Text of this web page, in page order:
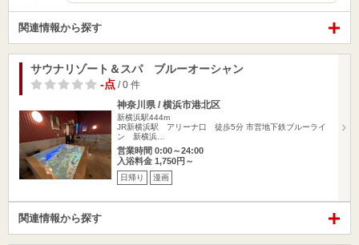
関連情報から探す
サウナリゾート＆スパ ブルーオーシャン
-点 / 0 件
神奈川県 / 横浜市港北区
新横浜駅444m
JR新横浜駅 アリーナ口 徒歩5分 市営地下鉄ブルーライ
ン 新横浜…
営業時間 0:00～24:00
入浴料金 1,750円～
日帰り 漫画
関連情報から探す